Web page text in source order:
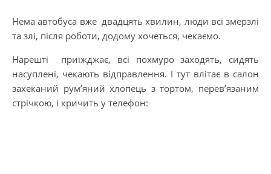
Нема автобуса вже двадцять хвилин, люди всі змерзлі
та злі, після роботи, додому хочеться, чекаємо.
Нарешті приїжджає, всі похмуро заходять, сидять
насуплені, чекають відправлення. І тут влітає в салон
захеканий рум’яний хлопець з тортом, перев’язаним
стрічкою, і кричить у телефон: